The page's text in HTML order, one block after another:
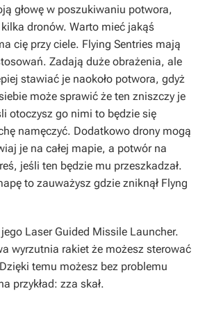
głowę w poszukiwaniu potwora,
dronów. Warto mieć jakąś
cię przy ciele. Flying Sentries mają
Zadają duże obrażenia, ale
stawiać je naokoło potwora, gdyż
może sprawić że ten zniszczy je
otoczysz go nimi to będzie się
namęczyć. Dodatkowo drony mogą
je na całej mapie, a potwór na
jeśli ten będzie mu przeszkadzał.
to zauważysz gdzie zniknął Flyng
Laser Guided Missile Launcher.
wyrzutnia rakiet że możesz sterować
temu możesz bez problemu
przykład: zza skał.